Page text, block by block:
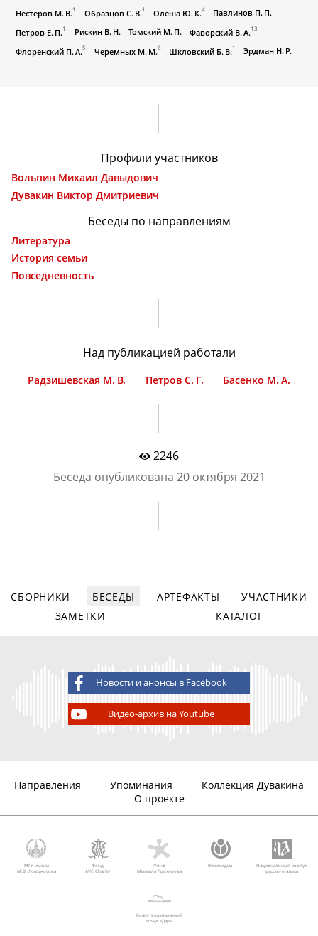
Нестеров М. В. 1 Образцов С. В. 1 Олеша Ю. К.4
Павлинов П. П.
Петров Е. П. 1 Рискин В. Н. Томский М. П. Фаворский В. А. 13
Флоренский П. А.5 Черемных М. М.6 Шкловский Б. В. 1 Эрдман Н. Р.
Профили участников
Вольпин Михаил Давыдович
Дувакин Виктор Дмитриевич
Беседы по направлениям
Литература
История семьи
Повседневность
Над публикацией работали
Радзишевская М. В. Петров С. Г. Басенко М. А.
2246
Беседа опубликована 20 октября 2021
СБОРНИКИ БЕСЕДЫ АРТЕФАКТЫ
УЧАСТНИКИ
ЗАМЕТКИ
КАТАЛОГ
Новости и анонсы в Facebook
Видео-архив на Youtube
Направления Упоминания
Коллекция Дувакина
О проекте
МГУ имени
М.В. Ломоносова
Фонд
AVC Charity
Фонд
Михаила Прохорова
Викимедиа
Национальный корпус
русского языка
Благотворительный
фонд «Дар»